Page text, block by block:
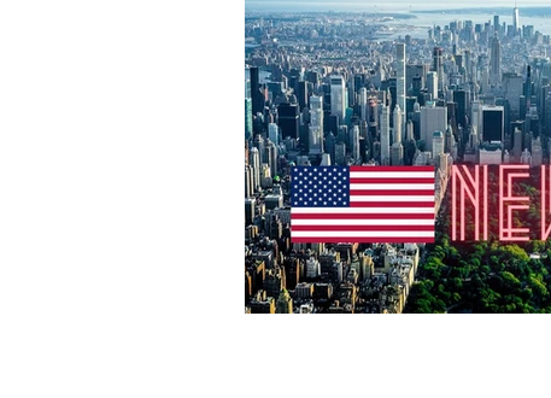
Reiseziel Belgien Reiseziel
Reiseziel Schottland Reiseziel
Reiseziele Kolumbien Reiseziele